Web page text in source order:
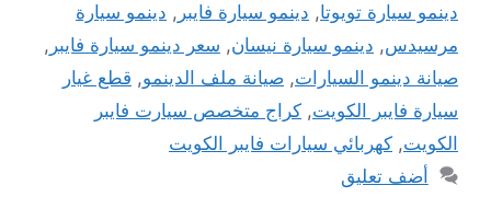
دينمو سيارة تويوتا, دينمو سيارة فايبر , دينمو سيارة
مرسيدس, دينمو سيارة نيسان, سعر دينمو سيارة فايبر ,
صيانة دينمو السيارات, صيانة ملف الدينمو, قطع غيار
سيارة فايبر الكويت, كراج متخصص سيارت فايبر
الكويت, كهربائي سيارات فايبر الكويت
أضف تعليق